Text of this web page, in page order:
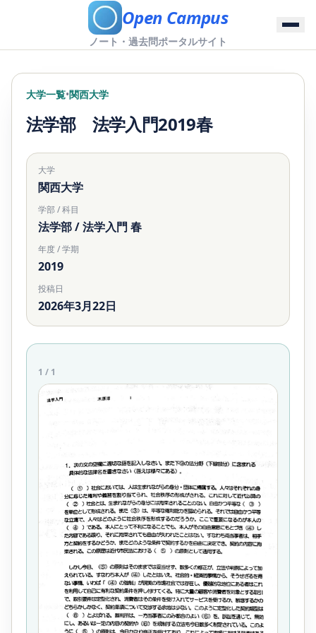
Open Campus
ノート・過去問ポータルサイト
大学一覧•関西大学
法学部 法学入門2019春
大学
関西大学
学部 / 科目
法学部 / 法学入門 春
年度 / 学期
2019
投稿日
2026年3月22日
1 / 1